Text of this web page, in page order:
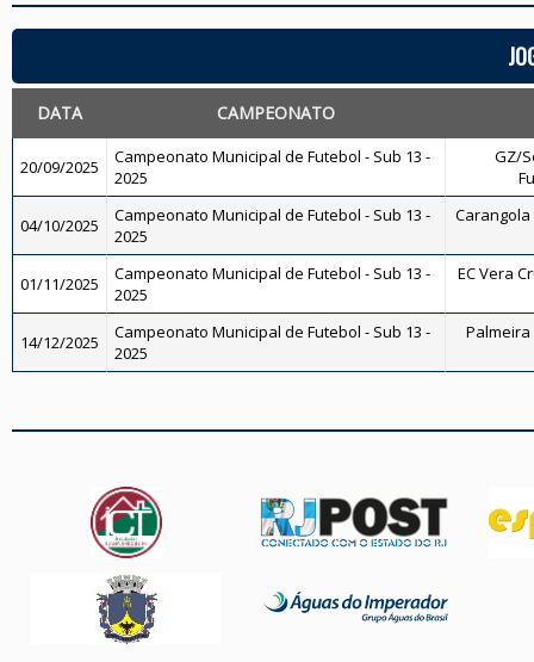
DATA CAMPEONATO
20/09/2025
Campeonato Municipal de Futebol - Sub 13 -
2025
GZ/
04/10/2025
Campeonato Municipal de Futebol - Sub 13 -
2025
Carangola
01/11/2025
Campeonato Municipal de Futebol - Sub 13 -
2025
EC Vera
14/12/2025
Campeonato Municipal de Futebol - Sub 13 -
2025
Palmeira